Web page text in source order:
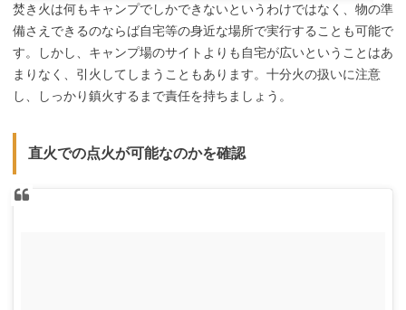
焚き火は何もキャンプでしかできないというわけではなく、物の準
備さえできるのならば自宅等の身近な場所で実行することも可能で
す。しかし、キャンプ場のサイトよりも自宅が広いということはあ
まりなく、引火してしまうこともあります。十分火の扱いに注意
し、しっかり鎮火するまで責任を持ちましょう。
直火での点火が可能なのかを確認